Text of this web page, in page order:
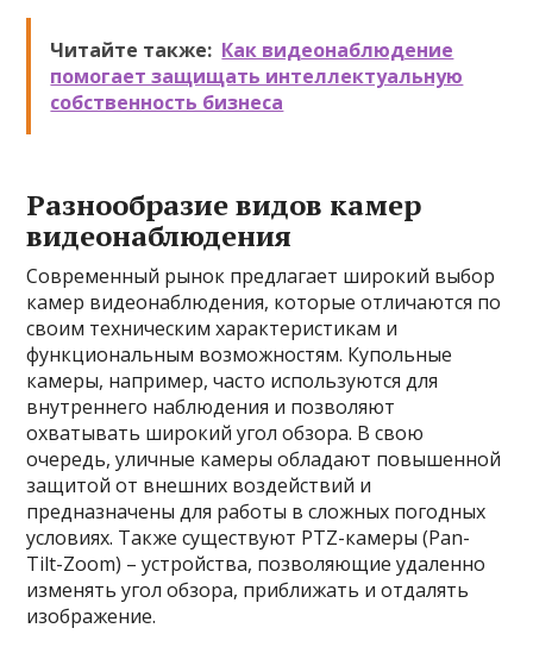
Читайте также: Как видеонаблюдение
помогает защищать интеллектуальную
собственность бизнеса
Разнообразие видов камер
видеонаблюдения
Современный рынок предлагает широкий выбор
камер видеонаблюдения, которые отличаются по
своим техническим характеристикам и
функциональным возможностям. Купольные
камеры, например, часто используются для
внутреннего наблюдения и позволяют
охватывать широкий угол обзора. В свою
очередь, уличные камеры обладают повышенной
защитой от внешних воздействий и
предназначены для работы в сложных погодных
условиях. Также существуют PTZ-камеры (Pan-
Tilt-Zoom) – устройства, позволяющие удаленно
изменять угол обзора, приближать и отдалять
изображение.